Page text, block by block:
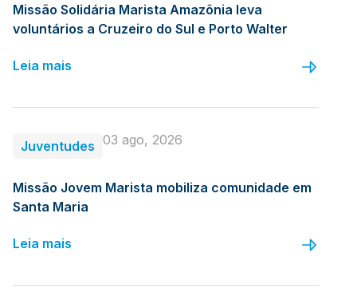
Missão Solidária Marista Amazônia leva
voluntários a Cruzeiro do Sul e Porto Walter
Leia mais
Juventudes 03 ago, 2026
Missão Jovem Marista mobiliza comunidade em
Santa Maria
Leia mais